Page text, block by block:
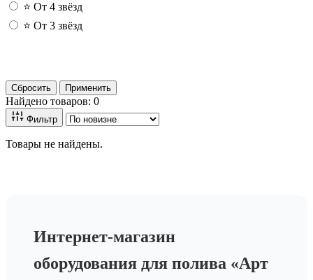
⭐ От 4 звёзд
⭐ От 3 звёзд
Сбросить
Применить
Найдено товаров: 0
Фильтр
Товары не найдены.
Интернет-магазин
оборудования для полива «Арт